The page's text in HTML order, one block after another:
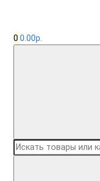
0 0.00р.